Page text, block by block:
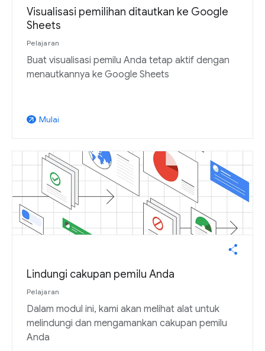
Visualisasi pemilihan ditautkan ke Google
Sheets
Pelajaran
Buat visualisasi pemilu Anda tetap aktif dengan
menautkannya ke Google Sheets
arrow_outward Mulai
Lindungi cakupan pemilu Anda
Pelajaran
Dalam modul ini, kami akan melihat alat untuk
melindungi dan mengamankan cakupan pemilu
Anda